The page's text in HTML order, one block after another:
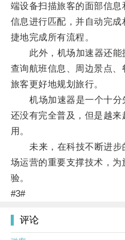
端设备扫描旅客的面部信
信息进行匹配，并自动完
捷地完成所有流程。
此外，机场加速器还能
查询航班信息、周边景点
旅客更好地规划旅行。
机场加速器是一个十分
还没有完全普及，但是越
用。
未来，在科技不断进步
场运营的重要支撑技术，
验。
#3#
评论